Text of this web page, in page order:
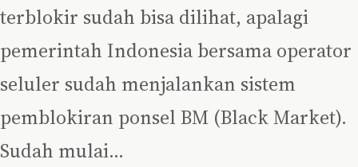
terblokir sudah bisa dilihat, apalagi
pemerintah Indonesia bersama operator
seluler sudah menjalankan sistem
pemblokiran ponsel BM (Black Market).
Sudah mulai…